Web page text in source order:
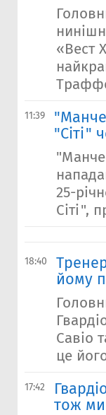
«Вест
11:39
"Сіті"
25-
Сіті",
18:40
йому
Савіо
це
17:42
тож ми